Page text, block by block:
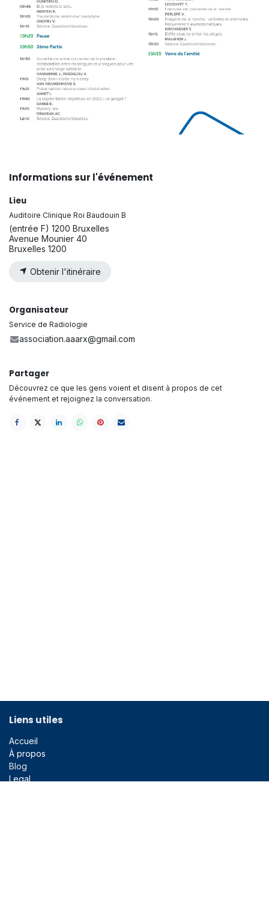
Informations sur l'événement
Lieu
Auditoire Clinique Roi Baudouin B
(entrée F) 1200 Bruxelles
Avenue Mounier 40
Bruxelles 1200
Obtenir l'itinéraire
Organisateur
Service de Radiologie
association.aaarx@gmail.com
Partager
Découvrez ce que les gens voient et disent à propos de cet
événement et rejoignez la conversation.
Liens utiles
Accueil
À propos
Blog
Legal